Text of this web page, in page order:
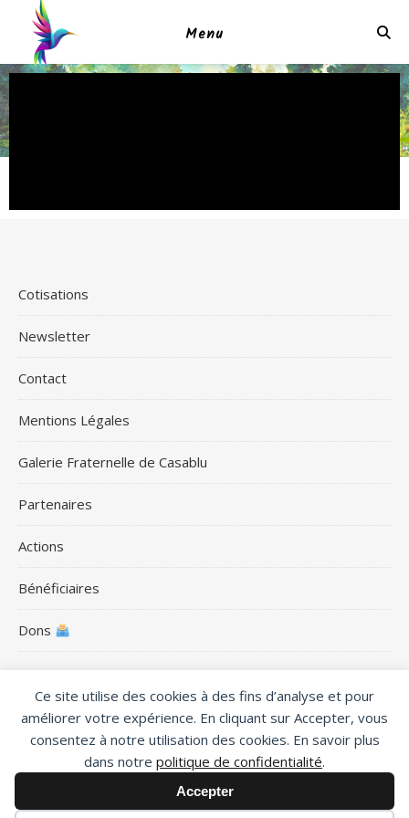
Menu
Cotisations
Newsletter
Contact
Mentions Légales
Galerie Fraternelle de Casablu
Partenaires
Actions
Bénéficiaires
Dons
F3C 2025 ©
Cotisations Newsletter Contact Mentions Légales
Galerie Fraternelle de Casablu Partenaires Actions
Ce site utilise des cookies à des fins d’analyse et pour
améliorer votre expérience. En cliquant sur Accepter, vous
consentez à notre utilisation des cookies. En savoir plus
dans notre politique de confidentialité.
Accepter